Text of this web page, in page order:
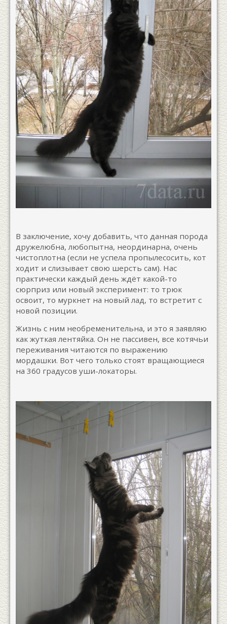
В заключение, хочу добавить, что данная порода
дружелюбна, любопытна, неординарна, очень
чистоплотна (если не успела пропылесосить, кот
ходит и слизывает свою шерсть сам). Нас
практически каждый день ждёт какой-то
сюрприз или новый эксперимент: то трюк
освоит, то муркнет на новый лад, то встретит с
новой позиции.
Жизнь с ним необременительна, и это я заявляю
как жуткая лентяйка. Он не пассивен, все котячьи
переживания читаются по выражению
мордашки. Вот чего только стоят вращающиеся
на 360 градусов уши-локаторы.